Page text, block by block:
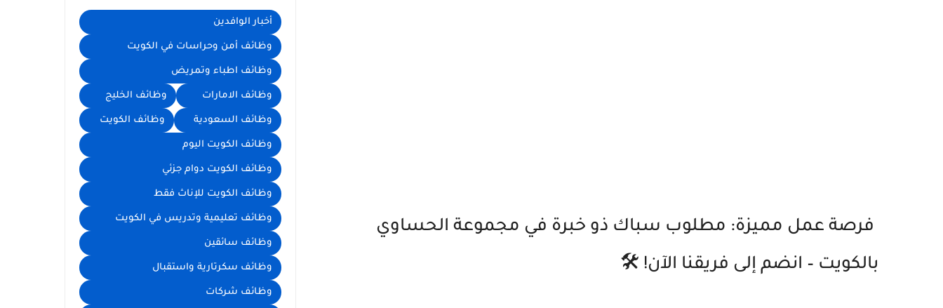
فرصة عمل مميزة: مطلوب سباك ذو خبرة في مجموعة الحساوي
بالكويت – انضم إلى فريقنا الآن! 🛠️
أخبار الوافدين
وظائف أمن وحراسات في الكويت
وظائف اطباء وتمريض
وظائف الامارات وظائف الخليج
وظائف السعودية وظائف الكويت
وظائف الكويت اليوم
وظائف الكويت دوام جزئي
وظائف الكويت للإناث فقط
وظائف تعليمية وتدريس في الكويت
وظائف سائقين
وظائف سكرتارية واستقبال
وظائف شركات